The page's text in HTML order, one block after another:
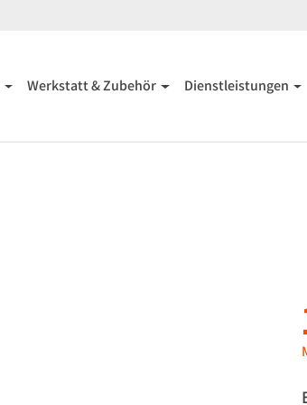
Werkstatt & Zubehör Dienstleistungen